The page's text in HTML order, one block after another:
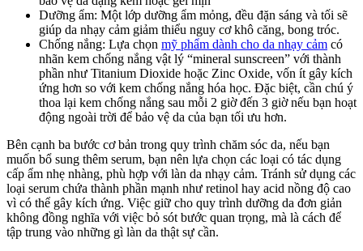
Dưỡng ẩm: Một lớp dưỡng ẩm mỏng, đều đặn sáng và tối sẽ
giúp da nhạy cảm giảm thiểu nguy cơ khô căng, bong tróc.
Chống nắng: Lựa chọn mỹ phẩm dành cho da nhạy cảm có
nhãn kem chống nắng vật lý “mineral sunscreen” với thành
phần như Titanium Dioxide hoặc Zinc Oxide, vốn ít gây kích
ứng hơn so với kem chống nắng hóa học. Đặc biệt, cần chú ý
thoa lại kem chống nắng sau mỗi 2 giờ đến 3 giờ nếu bạn hoạt
động ngoài trời để bảo vệ da của bạn tối ưu hơn.
Bên cạnh ba bước cơ bản trong quy trình chăm sóc da, nếu bạn
muốn bổ sung thêm serum, bạn nên lựa chọn các loại có tác dụng
cấp ẩm nhẹ nhàng, phù hợp với làn da nhạy cảm. Tránh sử dụng các
loại serum chứa thành phần mạnh như retinol hay acid nồng độ cao
vì có thể gây kích ứng. Việc giữ cho quy trình dưỡng da đơn giản
không đồng nghĩa với việc bỏ sót bước quan trọng, mà là cách để
tập trung vào những gì làn da thật sự cần.